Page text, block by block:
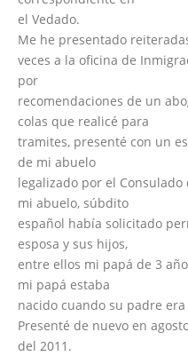
el Vedado.
Me he presentado
veces a la oficina de
por
recomendaciones de un
colas que realicé para
tramites, presenté con un
de mi abuelo
legalizado por el
mi abuelo, súbdito
español había solicitado
esposa y sus hijos,
entre ellos mi papá de 3
mi papá estaba
nacido cuando su padre
Presenté de nuevo en
del 2011.